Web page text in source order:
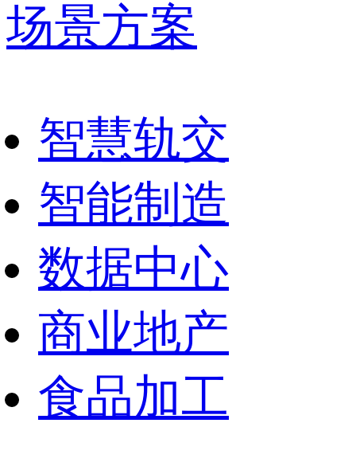
场景方案
智慧轨交
智能制造
数据中心
商业地产
食品加工